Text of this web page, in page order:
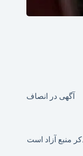
آگهی در انصاف
منبع آزاد است